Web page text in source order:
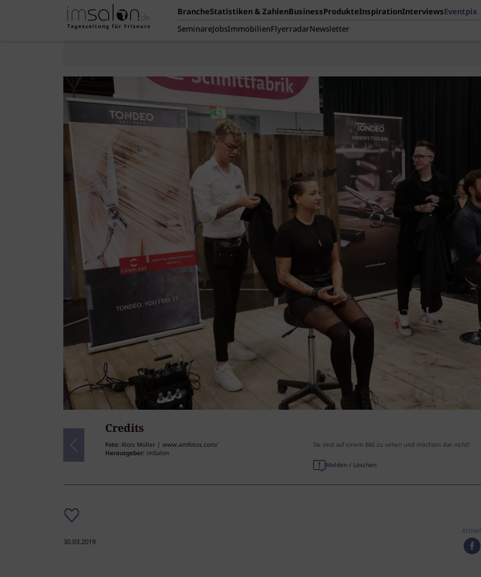
BrancheStatistiken & ZahlenBusinessProdukteInspirationInterviewsEventpix
SeminareJobsImmobilienFlyerradarNewsletter
Credits
Foto: Alois Müller | www.amfotos.com/
Herausgeber: imSalon
Sie sind auf einem Bild zu sehen und möchten das nicht?
Melden / Löschen
30.03.2019